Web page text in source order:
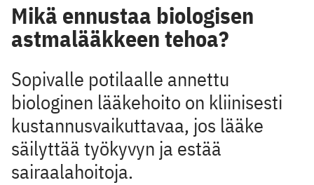
Mikä ennustaa biologisen
astmalääkkeen tehoa?
Sopivalle potilaalle annettu
biologinen lääkehoito on kliinisesti
kustannusvaikuttavaa, jos lääke
säilyttää työkyvyn ja estää
sairaalahoitoja.